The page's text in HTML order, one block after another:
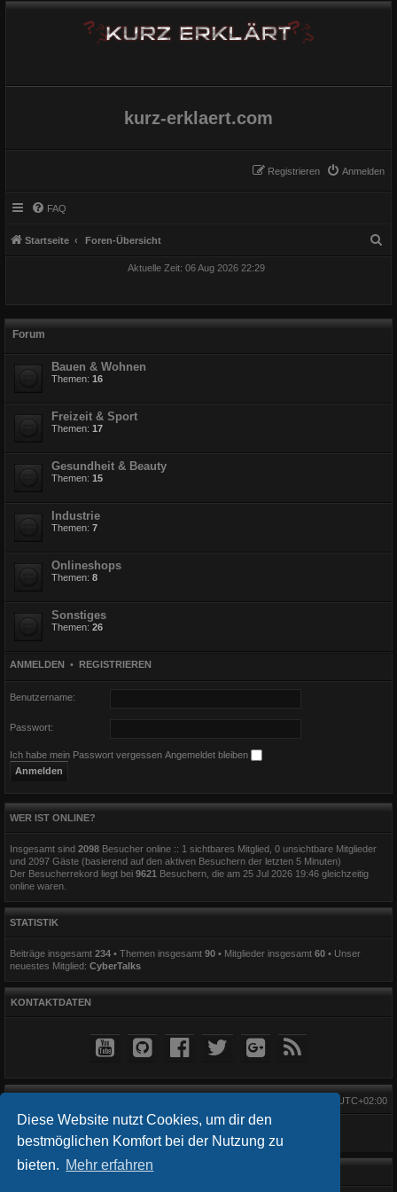
Diese Website nutzt Cookies, um dir den
bestmöglichen Komfort bei der Nutzung zu
bieten. Mehr erfahren
kurz-erklaert.com
Anmelden
Registrieren
FAQ
Startseite Foren-Übersicht
Aktuelle Zeit: 06 Aug 2026 22:29
Forum
Bauen & Wohnen
Themen: 16
Freizeit & Sport
Themen: 17
Gesundheit & Beauty
Themen: 15
Industrie
Themen: 7
Onlineshops
Themen: 8
Sonstiges
Themen: 26
ANMELDEN • REGISTRIEREN
Benutzername:
Passwort:
Ich habe mein Passwort vergessen Angemeldet bleiben
WER IST ONLINE?
Insgesamt sind 2098 Besucher online :: 1 sichtbares Mitglied, 0 unsichtbare Mitglieder
und 2097 Gäste (basierend auf den aktiven Besuchern der letzten 5 Minuten)
Der Besucherrekord liegt bei 9621
Besuchern, die am 25 Jul 2026 19:46 gleichzeitig
online waren.
STATISTIK
Beiträge insgesamt 234 • Themen insgesamt 90 • Mitglieder insgesamt 60 • Unser
neuestes Mitglied: CyberTalks
KONTAKTDATEN
UTC+02:00
Startseite Foren-Übersicht